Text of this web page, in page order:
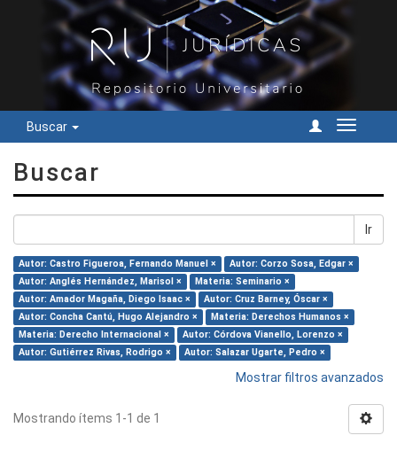
Buscar
Cambiar
Buscar
Ir
Autor: Castro Figueroa, Fernando Manuel ×
Autor: Corzo Sosa, Edgar ×
Autor: Anglés Hernández, Marisol ×
Materia: Seminario ×
Autor: Amador Magaña, Diego Isaac ×
Autor: Cruz Barney, Óscar ×
Autor: Concha Cantú, Hugo Alejandro ×
Materia: Derechos Humanos ×
Materia: Derecho Internacional ×
Autor: Córdova Vianello, Lorenzo ×
Autor: Gutiérrez Rivas, Rodrigo ×
Autor: Salazar Ugarte, Pedro ×
Mostrar filtros avanzados
Mostrando ítems 1-1 de 1